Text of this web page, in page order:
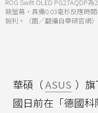
ROG Swift OLED PG27AQDP
競螢幕，具備0.03毫秒反應時
銳利。（圖／翻攝自華碩官網）
華碩（ASUS ）
國日前在「德國